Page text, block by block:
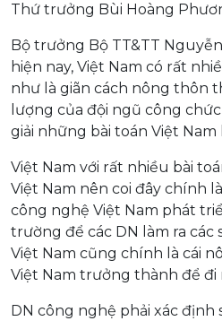
Thứ trưởng Bùi Hoàng
Bộ trưởng Bộ TT&TT
hiện nay, Việt Nam có rất
như là giãn cách nông thôn
lượng của đội ngũ công
giải những bài toán Việt Nam
Việt Nam với rất nhiều bài
Việt Nam nên coi đây chính
công nghệ Việt Nam phát
trường để các DN làm ra các
Việt Nam cũng chính là cái
Việt Nam trưởng thành để đi
DN công nghệ phải xác